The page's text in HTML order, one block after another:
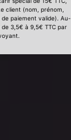
client (nom, prénom,
paiement valide). Au-
3,5€ à 9,5€ TTC par